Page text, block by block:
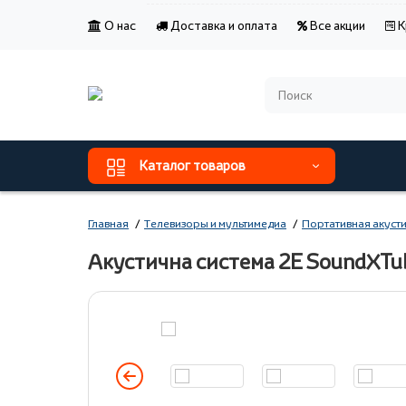
О нас Доставка и оплата Все акции
Каталог товаров
Главная Телевизоры и мультимедиа Портативная
Акустична система 2E